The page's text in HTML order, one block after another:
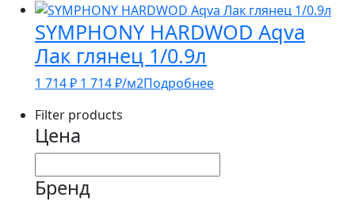
SYMPHONY HARDWOD Aqva
Лак глянец 1/0.9л
1 714₽ 1 714₽/м2Подробнее
Filter products
Цена
Бренд